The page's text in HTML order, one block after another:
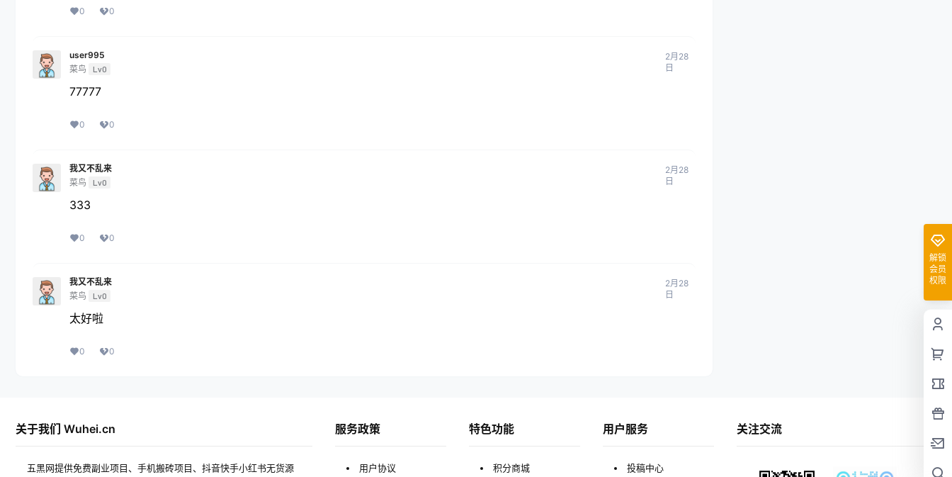
0 0
user995
菜鸟
Lv0
2月28
日
77777
0 0
我又不乱来
菜鸟
Lv0
2月28
日
333
0 0
我又不乱来
菜鸟
Lv0
2月28
日
太好啦
0 0
解锁
会员
权限
关于我们 Wuhei.cn
五黑网提供免费副业项目、手机搬砖项目、抖音快手小红书无货源
服务政策
用户协议
特色功能
积分商城
用户服务
投稿中心
关注交流